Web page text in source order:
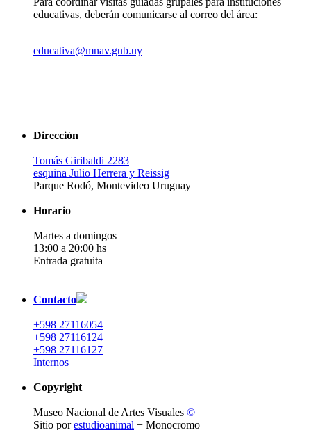
educativas, deberán comunicarse al correo del área:
educativa@mnav.gub.uy
Dirección
Tomás Giribaldi 2283
esquina Julio Herrera y Reissig
Parque Rodó, Montevideo Uruguay
Horario
Martes a domingos
13:00 a 20:00 hs
Entrada gratuita
Contacto
+598 27116054
+598 27116124
+598 27116127
Internos
Copyright
Museo Nacional de Artes Visuales ©
Sitio porestudioanimal + Monocromo